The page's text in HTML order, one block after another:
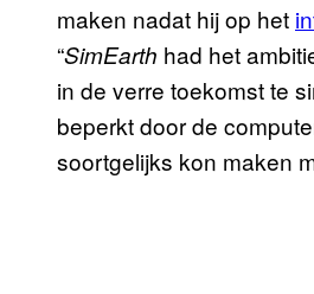
maken nadat hij op het
“SimEarth had het
in de verre toekomst te
beperkt door de
soortgelijks kon maken